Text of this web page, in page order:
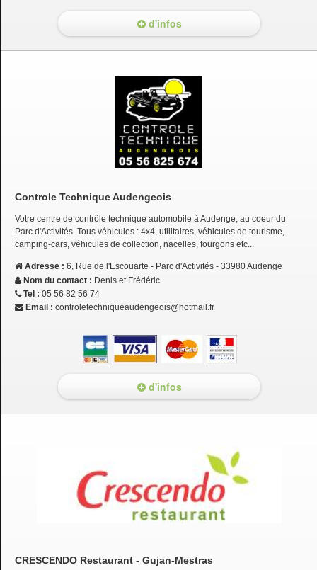
d'infos
Controle Technique Audengeois
Votre centre de contrôle technique automobile à Audenge, au coeur du
Parc d'Activités. Tous véhicules : 4x4, utilitaires, véhicules de tourisme,
camping-cars, véhicules de collection, nacelles, fourgons etc...
Adresse : 6, Rue de l'Escouarte - Parc d'Activités - 33980 Audenge
Nom du contact : Denis et Frédéric
Tel : 05 56 82 56 74
Email : controletechniqueaudengeois@hotmail.fr
d'infos
CRESCENDO Restaurant - Gujan-Mestras